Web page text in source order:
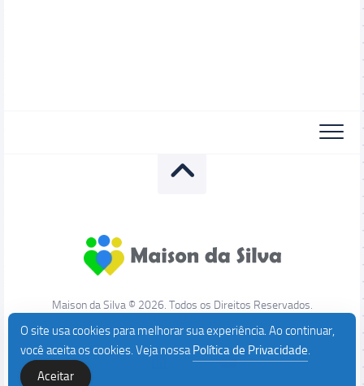
Maison da Silva © 2026. Todos os Direitos Reservados.
O site usa cookies para melhorar sua experiência. Ao continuar,
você aceita os cookies. Veja nossaPolítica de Privacidade.
Aceitar